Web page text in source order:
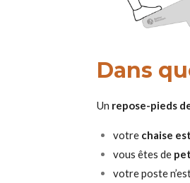
Dans
Un repose-pieds
votre chaise
vous êtes de
votre poste